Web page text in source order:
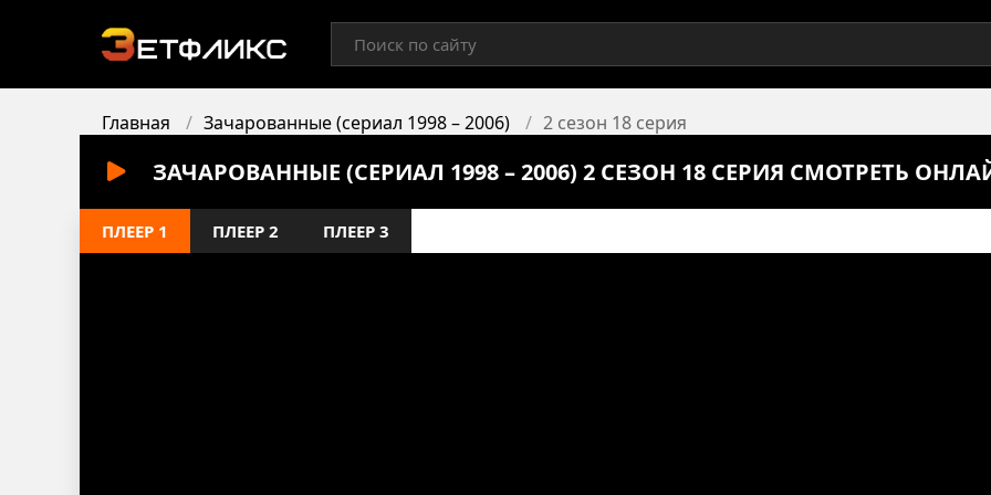
Главная Зачарованные (сериал 1998 – 2006) 2 сезон 18 серия
ЗАЧАРОВАННЫЕ (СЕРИАЛ 1998 – 2006) 2 СЕЗОН 18 СЕРИЯ СМОТРЕТЬ
ПЛЕЕР 1 ПЛЕЕР 2 ПЛЕЕР 3